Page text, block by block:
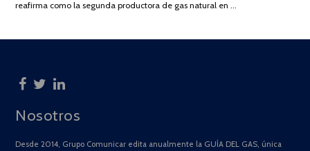
reafirma como la segunda productora de gas natural en …
Nosotros
Desde 2014, Grupo Comunicar edita anualmente la GUÍA DEL GAS, única